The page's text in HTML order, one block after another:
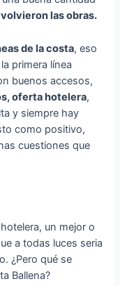
las obras.
de la costa, eso
primera línea
buenos accesos,
oferta hotelera,
y siempre hay
como positivo,
cuestiones que
un mejor o
a todas luces seria
¿Pero qué se
Ballena?